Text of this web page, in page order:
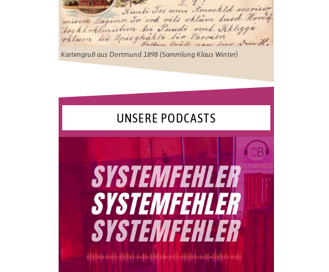
Kartengruß aus Dortmund 1898 (Sammlung Klaus Winter)
UNSERE PODCASTS